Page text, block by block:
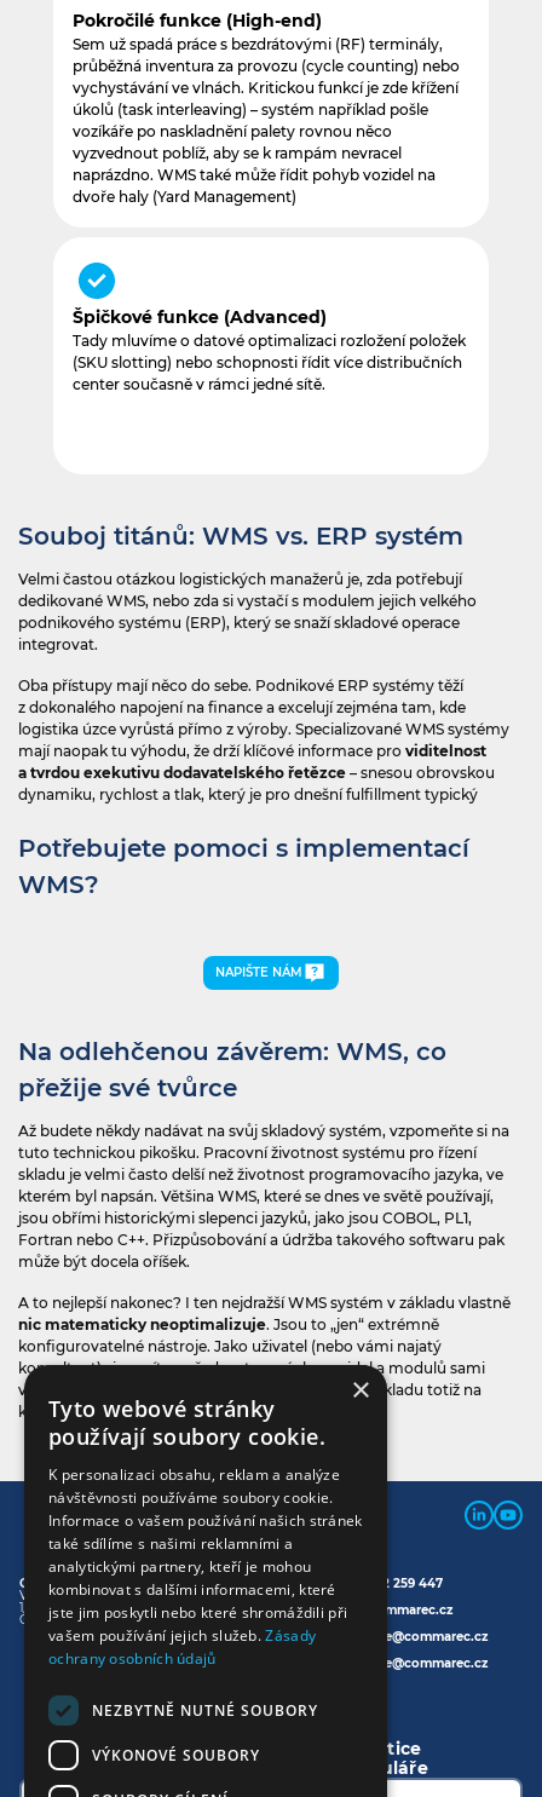
Pokročilé funkce (High‍-‍end)
Sem už spadá práce s bezdrátovými (RF) terminály,
průběžná inventura za provozu (cycle counting) nebo
vychystávání ve vlnách. Kritickou funkcí je zde křížení
úkolů (task interleaving) – systém například pošle
vozíkáře po naskladnění palety rovnou něco
vyzvednout poblíž, aby se k rampám nevracel
naprázdno. WMS také může řídit pohyb vozidel na
dvoře haly (Yard Management)
Špičkové funkce (Advanced)
Tady mluvíme o datové optimalizaci rozložení položek
(SKU slotting) nebo schopnosti řídit více distribučních
center současně v rámci jedné sítě.
Souboj titánů: WMS vs. ERP systém
Velmi častou otázkou logistických manažerů je, zda potřebují
dedikované WMS, nebo zda si vystačí s modulem jejich velkého
podnikového systému (ERP), který se snaží skladové operace
integrovat.
Oba přístupy mají něco do sebe. Podnikové ERP systémy těží
z dokonalého napojení na finance a excelují zejména tam, kde
logistika úzce vyrůstá přímo z výroby. Specializované WMS systémy
mají naopak tu výhodu, že drží klíčové informace pro viditelnost
a tvrdou exekutivu dodavatelského řetězce – snesou obrovskou
dynamiku, rychlost a tlak, který je pro dnešní fulfillment typický
Potřebujete pomoci s implementací
WMS?
NAPIŠTE NÁM
Na odlehčenou závěrem: WMS, co
přežije své tvůrce
Až budete někdy nadávat na svůj skladový systém, vzpomeňte si na
tuto technickou pikošku. Pracovní životnost systému pro řízení
skladu je velmi často delší než životnost programovacího jazyka, ve
kterém byl napsán. Většina WMS, které se dnes ve světě používají,
jsou obřími historickými slepenci jazyků, jako jsou COBOL, PL1,
Fortran nebo C++. Přizpůsobování a údržba takového softwaru pak
může být docela oříšek.
A to nejlepší nakonec? I ten nejdražší WMS systém v základu vlastně
nic matematicky neoptimalizuje. Jsou to „jen“ extrémně
konfigurovatelné nástroje. Jako uživatel (nebo vámi najatý
konzultant) si musíte z přednastavených pravidel a modulů sami
vybrat logiku, kterou se bude sklad řídit. Mozkem skladu totiž na
konci dne není kód, ale správně nastavený proces.
Commarec s.r.o.
Varšavská 715/36
120 00 Praha 2
Česká republika
Telefon:
+420 702 259 447
E-mail:
info@commarec.cz
Faktury:
fakturace@commarec.cz
executive@commarec.cz
NAPIŠTE NÁM
Vaše cesta k efektivnější logistice
začne odesláním tohoto formuláře
×
Tyto webové stránky
používají soubory cookie.
K personalizaci obsahu, reklam a analýze
návštěvnosti používáme soubory cookie.
Informace o vašem používání našich stránek
také sdílíme s našimi reklamními a
analytickými partnery, kteří je mohou
kombinovat s dalšími informacemi, které
jste jim poskytli nebo které shromáždili při
vašem používání jejich služeb.Zásady
ochrany osobních údajů
NEZBYTNĚ NUTNÉ SOUBORY
VÝKONOVÉ SOUBORY